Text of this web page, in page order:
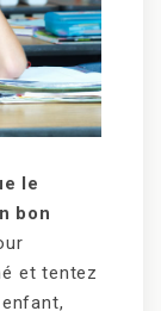
le
bon
et tentez